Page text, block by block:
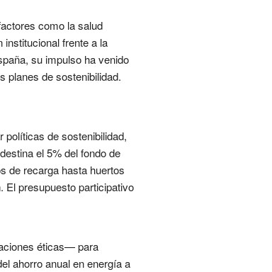
como la salud
frente a la
su impulso ha venido
planes de sostenibilidad.
de sostenibilidad,
el 5% del fondo de
de recarga hasta huertos
El presupuesto participativo
éticas— para
ahorro anual en energía a